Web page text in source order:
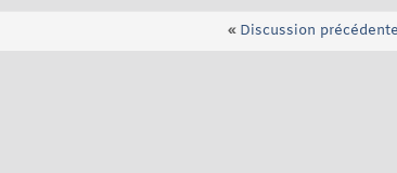
« Discussion précédente